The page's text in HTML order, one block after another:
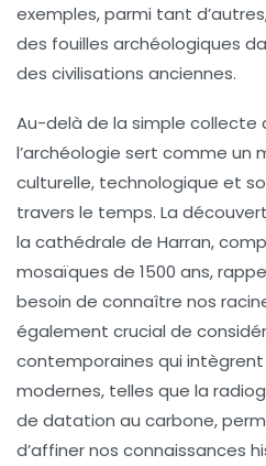
exemples, parmi tant
des fouilles archéologiques
des civilisations anciennes.
Au-delà de la simple collecte
l’archéologie sert comme un
culturelle, technologique et
travers le temps. La
la cathédrale de Harran,
mosaïques de 1500 ans,
besoin de connaître nos
également crucial de
contemporaines qui
modernes, telles que la
de datation au carbone,
d’affiner nos connaissances